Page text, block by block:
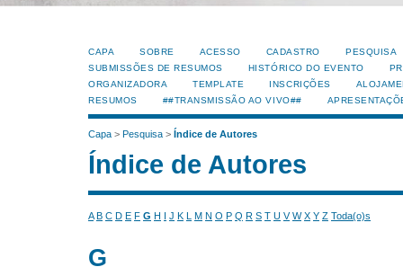
CAPA SOBRE ACESSO CADASTRO
PESQUISA
SUBMISSÕES DE RESUMOS
HISTÓRICO DO EVENTO
ORGANIZADORA
TEMPLATE INSCRIÇÕES
RESUMOS
##TRANSMISSÃO AO VIVO##
Capa > Pesquisa > Índice de Autores
Índice de Autores
A B C D E F G H I J K L M N O P Q R S T U V W X Y Z Toda(o)s
G